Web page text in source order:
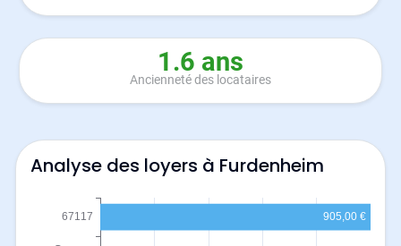
1.6 ans
Ancienneté des locataires
Analyse des loyers à Furdenheim